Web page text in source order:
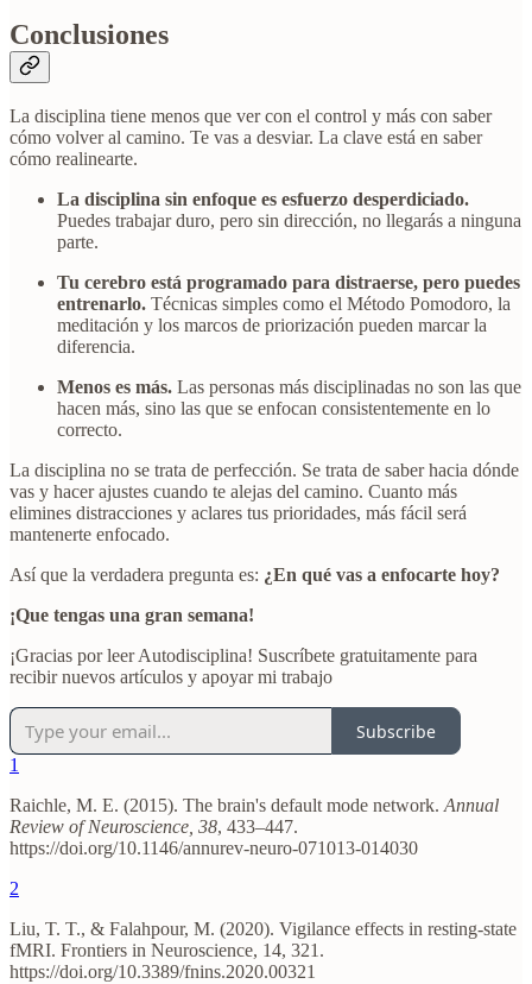
Conclusiones
La disciplina tiene menos que ver con el control y más con saber
cómo volver al camino. Te vas a desviar. La clave está en saber
cómo realinearte.
La disciplina sin enfoque es esfuerzo desperdiciado.
Puedes trabajar duro, pero sin dirección, no llegarás a ninguna
parte.
Tu cerebro está programado para distraerse, pero puedes
entrenarlo. Técnicas simples como el Método Pomodoro, la
meditación y los marcos de priorización pueden marcar la
diferencia.
Menos es más. Las personas más disciplinadas no son las que
hacen más, sino las que se enfocan consistentemente en lo
correcto.
La disciplina no se trata de perfección. Se trata de saber hacia dónde
vas y hacer ajustes cuando te alejas del camino. Cuanto más
elimines distracciones y aclares tus prioridades, más fácil será
mantenerte enfocado.
Así que la verdadera pregunta es: ¿En qué vas a enfocarte hoy?
¡Que tengas una gran semana!
¡Gracias por leer Autodisciplina! Suscríbete gratuitamente para
recibir nuevos artículos y apoyar mi trabajo
Subscribe
1
Raichle, M. E. (2015). The brain's default mode network.Annual
Review of Neuroscience, 38, 433–447.
https://doi.org/10.1146/annurev-neuro-071013-014030
2
Liu, T. T., & Falahpour, M. (2020). Vigilance effects in resting-state
fMRI. Frontiers in Neuroscience, 14, 321.
https://doi.org/10.3389/fnins.2020.00321